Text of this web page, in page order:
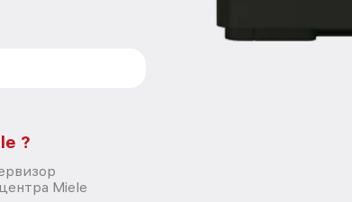
?
Miele